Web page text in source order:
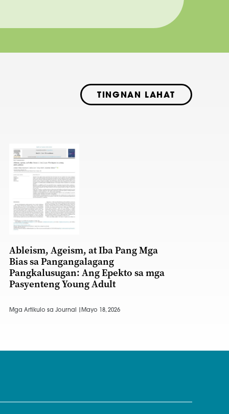
TINGNAN LAHAT
Ableism, Ageism, at Iba Pang Mga
Bias sa Pangangalagang
Pangkalusugan: Ang Epekto sa mga
Pasyenteng Young Adult
Mga Artikulo sa Journal | Mayo 18, 2026